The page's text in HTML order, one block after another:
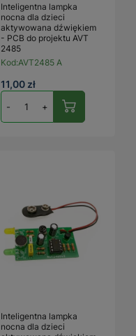
Inteligentna lampka
nocna dla dzieci
aktywowana dźwiękiem
- PCB do projektu AVT
2485
Kod:AVT2485 A
11,00 zł
- +
Inteligentna lampka
nocna dla dzieci